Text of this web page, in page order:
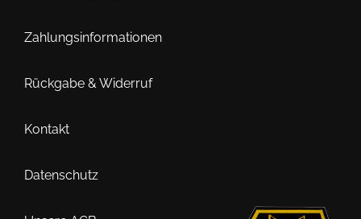
Zahlungsinformationen
Rückgabe & Widerruf
Kontakt
Datenschutz